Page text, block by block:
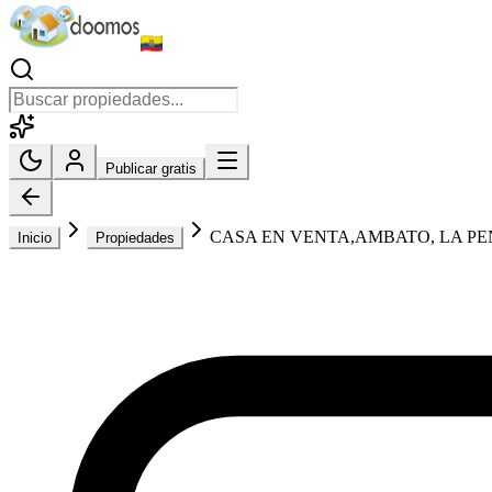
Publicar gratis
Inicio Propiedades CASA EN VENTA,AMBATO, LA